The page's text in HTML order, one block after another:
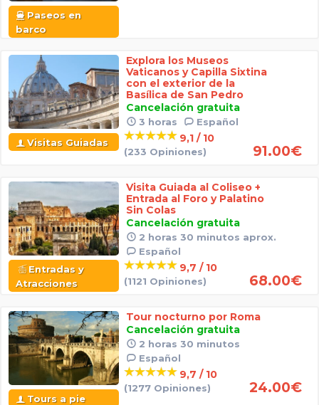
Paseos en
barco
Visitas Guiadas
Explora los Museos
Vaticanos y Capilla Sixtina
con el exterior de la
Basílica de San Pedro
Cancelación gratuita
3 horas Español
9,1 / 10
(233 Opiniones) 91.00€
Entradas y
Atracciones
Visita Guiada al Coliseo +
Entrada al Foro y Palatino
Sin Colas
Cancelación gratuita
2 horas 30 minutos aprox.
Español
9,7 / 10
(1121 Opiniones) 68.00€
Tours a pie
Tour nocturno por Roma
Cancelación gratuita
2 horas 30 minutos
Español
9,7 / 10
(1277 Opiniones) 24.00€